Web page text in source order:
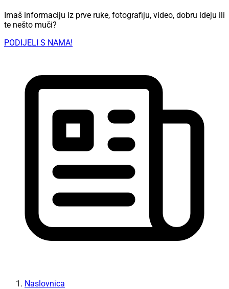
Imaš informaciju iz prve ruke, fotografiju, video, dobru ideju ili
te nešto muči?
PODIJELI S NAMA!
Naslovnica